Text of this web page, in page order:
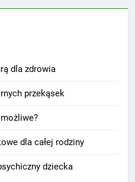
dla zdrowia
przekąsek
dla całej rodziny
dziecka